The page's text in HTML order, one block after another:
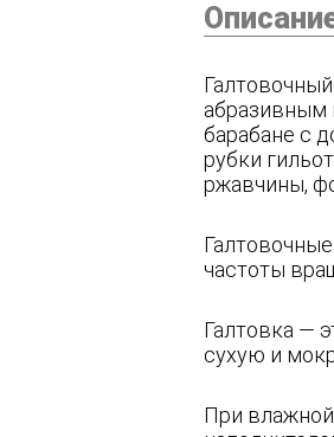
абразивным
барабане с
рубки
ржавчины,
частоты
Галтовка —
сухую и
При